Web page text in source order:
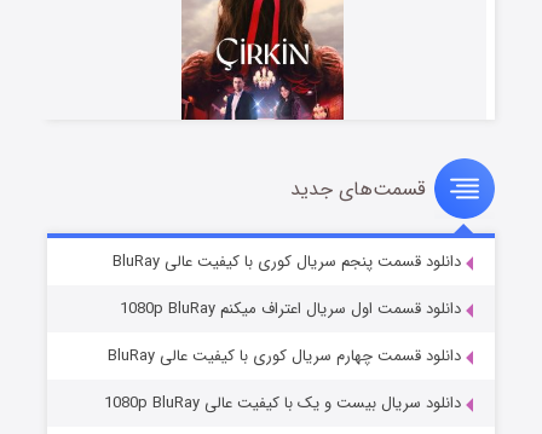
سریال زشت
قسمت۲ (زیرنویس) منتشر شد
قسمت‌های جدید
دانلود قسمت پنجم سریال کوری با کیفیت عالی BluRay
دانلود قسمت اول سریال اعتراف میکنم 1080p BluRay
دانلود قسمت چهارم سریال کوری با کیفیت عالی BluRay
دانلود سریال بیست و یک با کیفیت عالی 1080p BluRay